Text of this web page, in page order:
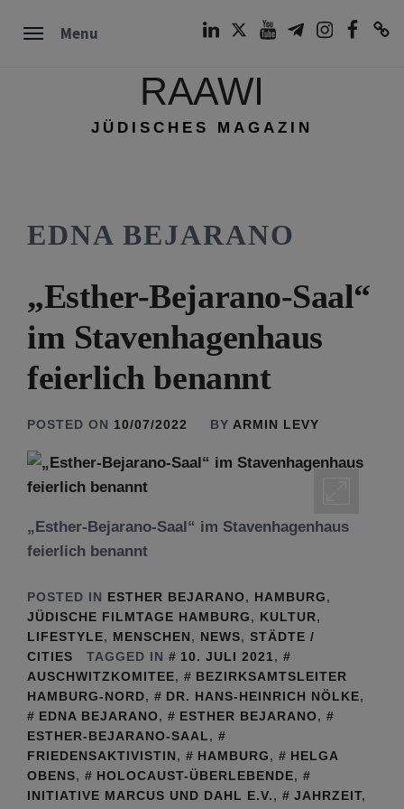
Menu
RAAWI
JÜDISCHES MAGAZIN
EDNA BEJARANO
„Esther-Bejarano-Saal“
im Stavenhagenhaus
feierlich benannt
POSTED ON 10/07/2022 BY ARMIN LEVY
„Esther-Bejarano-Saal“ im Stavenhagenhaus
feierlich benannt
POSTED IN ESTHER BEJARANO, HAMBURG,
JÜDISCHE FILMTAGE HAMBURG, KULTUR,
LIFESTYLE, MENSCHEN, NEWS, STÄDTE /
CITIES
TAGGED IN 10. JULI 2021,
AUSCHWITZKOMITEE,
BEZIRKSAMTSLEITER
HAMBURG-NORD, DR. HANS-HEINRICH NÖLKE,
EDNA BEJARANO, ESTHER BEJARANO,
ESTHER-BEJARANO-SAAL,
FRIEDENSAKTIVISTIN, HAMBURG,
HELGA
OBENS, HOLOCAUST-ÜBERLEBENDE,
INITIATIVE MARCUS UND DAHL E.V., JAHRZEIT,